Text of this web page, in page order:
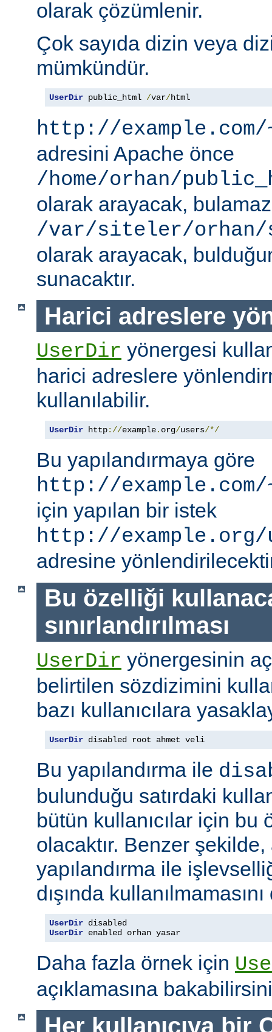
olarak çözümlenir.
Çok sayıda dizin veya
mümkündür.
UserDir public_html /var/html
http://example.com/
adresini Apache önce
/home/orhan/
olarak arayacak,
/var/siteler/orhan/
olarak arayacak,
sunacaktır.
Harici adreslere
UserDir yönergesi
harici adreslere
kullanılabilir.
UserDir http://example. org/users/*/
Bu yapılandırmaya göre
http://example.com/
için yapılan bir istek
http://example.org/
adresine
Bu özelliği
sınırlandırılması
UserDir yönergesinin
belirtilen sözdizimini
bazı kullanıcılara
UserDir disabled root ahmet veli
Bu yapılandırma ile
bulunduğu satırdaki
bütün kullanıcılar için bu
olacaktır. Benzer şekilde,
yapılandırma ile
dışında
UserDir
UserDir enabled orhan yasar
Daha fazla örnek için
açıklamasına
Her kullanıcıya bir